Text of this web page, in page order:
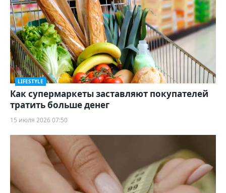
LIFESTYLE
Как супермаркеты заставляют покупателей
тратить больше денег
15 июля 2026 07:50